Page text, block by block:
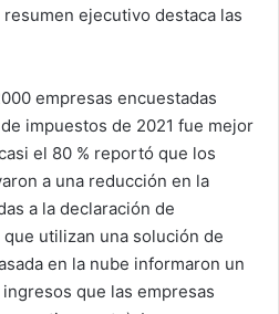
resumen ejecutivo destaca las
empresas encuestadas
impuestos de 2021 fue mejor
el 80 % reportó que los
a una reducción en la
a la declaración de
utilizan una solución de
en la nube informaron un
que las empresas